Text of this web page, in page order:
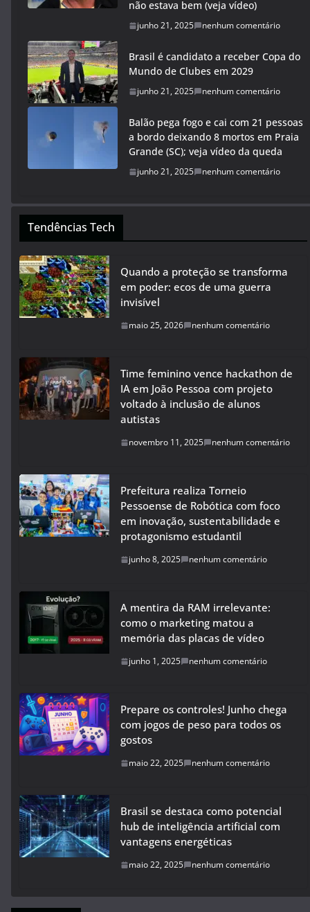
não estava bem (veja vídeo)
junho 21, 2025 nenhum comentário
Brasil é candidato a receber Copa do
Mundo de Clubes em 2029
junho 21, 2025 nenhum comentário
Balão pega fogo e cai com 21 pessoas
a bordo deixando 8 mortos em Praia
Grande (SC); veja vídeo da queda
junho 21, 2025 nenhum comentário
Tendências Tech
Quando a proteção se transforma
em poder: ecos de uma guerra
invisível
maio 25, 2026 nenhum comentário
Time feminino vence hackathon de
IA em João Pessoa com projeto
voltado à inclusão de alunos
autistas
novembro 11, 2025 nenhum comentário
Prefeitura realiza Torneio
Pessoense de Robótica com foco
em inovação, sustentabilidade e
protagonismo estudantil
junho 8, 2025 nenhum comentário
A mentira da RAM irrelevante:
como o marketing matou a
memória das placas de vídeo
junho 1, 2025 nenhum comentário
Prepare os controles! Junho chega
com jogos de peso para todos os
gostos
maio 22, 2025 nenhum comentário
Brasil se destaca como potencial
hub de inteligência artificial com
vantagens energéticas
maio 22, 2025 nenhum comentário